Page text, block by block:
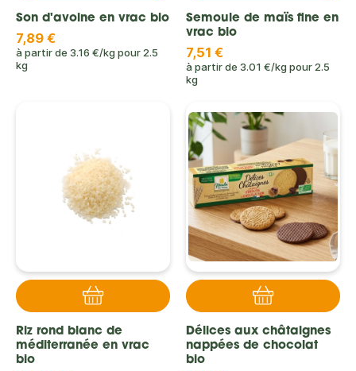
Son d'avoine en vrac bio
7,89 €
à partir de 3.16 €/kg pour2.5
kg
Semoule de maïs fine en
vrac bio
7,51 €
à partir de 3.01 €/kg pour2.5
kg
Riz rond blanc de
méditerranée en vrac
bio
Délices aux châtaignes
nappées de chocolat
bio